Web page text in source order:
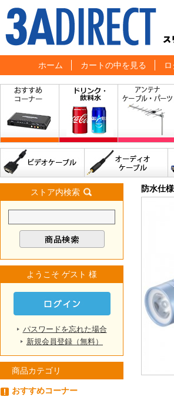
ホーム カートの中を見る
ストア内検索
ようこそ ゲスト 様
パスワードを忘れた場合
新規会員登録（無料）
商品カテゴリ
おすすめコーナー
防水仕